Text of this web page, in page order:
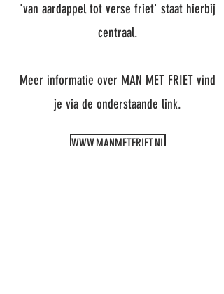
'van aardappel tot verse friet' staat hierbij
centraal.
Meer informatie over MAN MET FRIET vind
je via de onderstaande link.
WWW.MANMETFRIET.NL